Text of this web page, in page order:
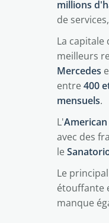
millions
de
La capitale
meilleurs
Mercedes
entre400
mensuels.
L'
avec des
le
Le
étouffante
manque